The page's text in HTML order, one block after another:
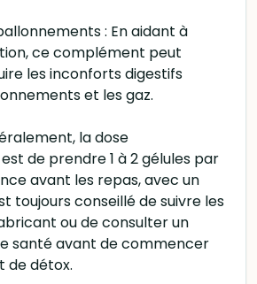
: En aidant à
ce complément peut
les inconforts digestifs
et les gaz.
la dose
de prendre 1 à 2 gélules par
avant les repas, avec un
toujours conseillé de suivre les
ou de consulter un
santé avant de commencer
de détox.